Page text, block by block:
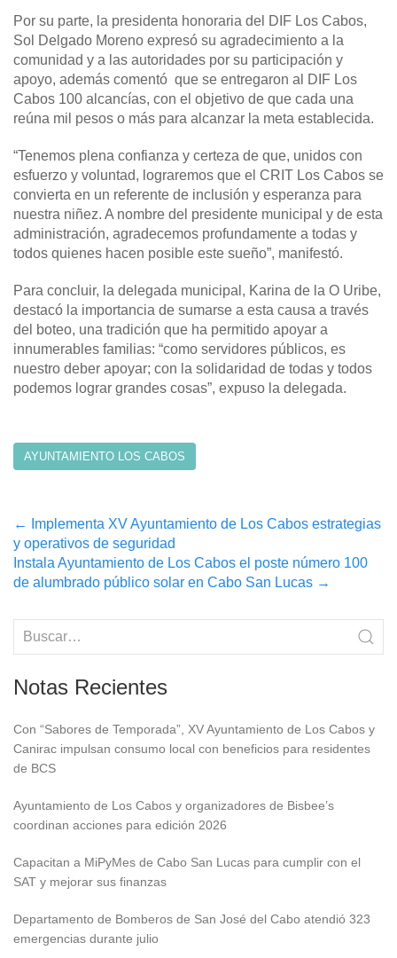
Por su parte, la presidenta honoraria del DIF Los Cabos,
Sol Delgado Moreno expresó su agradecimiento a la
comunidad y a las autoridades por su participación y
apoyo, además comentó que se entregaron al DIF Los
Cabos 100 alcancías, con el objetivo de que cada una
reúna mil pesos o más para alcanzar la meta establecida.
“Tenemos plena confianza y certeza de que, unidos con
esfuerzo y voluntad, lograremos que el CRIT Los Cabos se
convierta en un referente de inclusión y esperanza para
nuestra niñez. A nombre del presidente municipal y de esta
administración, agradecemos profundamente a todas y
todos quienes hacen posible este sueño”, manifestó.
Para concluir, la delegada municipal, Karina de la O Uribe,
destacó la importancia de sumarse a esta causa a través
del boteo, una tradición que ha permitido apoyar a
innumerables familias: “como servidores públicos, es
nuestro deber apoyar; con la solidaridad de todas y todos
podemos lograr grandes cosas”, expuso la delegada.
AYUNTAMIENTO LOS CABOS
Post
navigation
←
Implementa XV Ayuntamiento de Los Cabos estrategias
y operativos de seguridad
Instala Ayuntamiento de Los Cabos el poste número 100
de alumbrado público solar en Cabo San Lucas →
Notas Recientes
Con “Sabores de Temporada”, XV Ayuntamiento de Los Cabos y
Canirac impulsan consumo local con beneficios para residentes
de BCS
Ayuntamiento de Los Cabos y organizadores de Bisbee’s
coordinan acciones para edición 2026
Capacitan a MiPyMes de Cabo San Lucas para cumplir con el
SAT y mejorar sus finanzas
Departamento de Bomberos de San José del Cabo atendió 323
emergencias durante julio